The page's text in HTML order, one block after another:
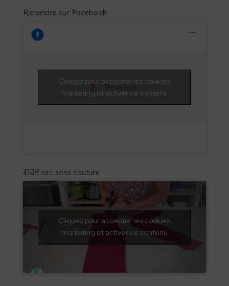
Rejoindre sur Facebook
Terre Agir
Cliquez pour accepter les cookies
marketing et activer ce contenu
DIY sac sans couture
Cliquez pour accepter les cookies
marketing et activer ce contenu